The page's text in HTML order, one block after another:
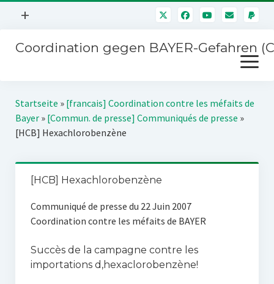
Menü
+
Mitmachen
Über uns
Kontakt
Impressum
Störfälle
Coordination gegen BAYER-Gefahren
Menü
öffnen
Kampagnen
BAYER-Hauptversammlungen
Jahrestagung
SPENDEN
Startseite » [francais] Coordination contre les méfaits de
Bayer» [Commun. de presse] Communiqués de presse »
[HCB] Hexachlorobenzène
[HCB] Hexachlorobenzène
Communiqué de presse du 22 Juin 2007
Coordination contre les méfaits de BAYER
Succès de la campagne contre les
importations d‚hexaclorobenzène!